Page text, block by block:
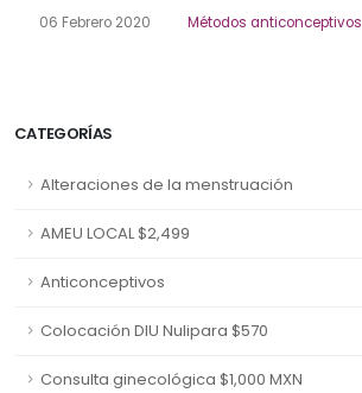
CATEGORÍAS
Alteraciones de la menstruación
AMEU LOCAL $2,499
Anticonceptivos
Colocación DIU Nulipara $570
Consulta ginecológica $1,000 MXN
06 Febrero 2020 Métodos anticonceptivos